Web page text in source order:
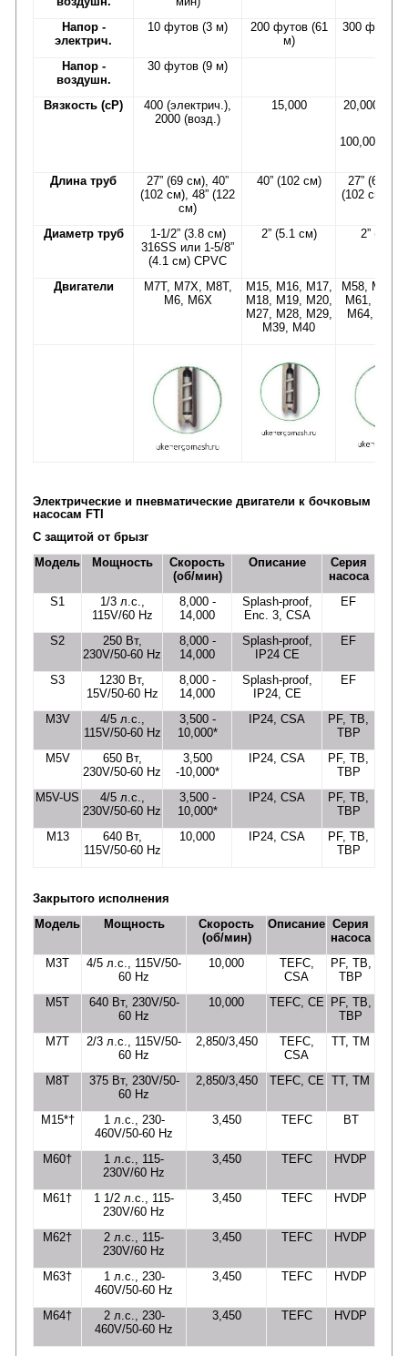
Напор -
электрич.
10 футов (3 м)
200 футов (61
м)
300 футов
Напор -
воздушн.
30 футов (9 м)
Вязкость (сР)
400 (электрич.),
2000 (возд.)
15,000
20,000 –
100,000 –
Длина труб
27” (69 см), 40”
(102 см), 48” (122
см)
40” (102 см)
27” (69
(102 см),
Диаметр труб
1-1/2” (3.8 см)
316SS или 1-5/8”
(4.1 см) CPVC
2” (5.1 см) 2” (5.1
Двигатели
M7T, M7X, M8T,
M6, M6X
M15, M16, M17,
M18, M19, M20,
M27, M28, M29,
M39, M40
M58,
M61, M62,
M64, M65,
Электрические и пневматические двигатели к бочковым
насосам FTI
С защитой от брызг
Модель
Мощность
Скорость
(об/мин)
Описание
Серия
насоса
S1
1/3 л.с.,
115V/60 Hz
8,000 -
14,000
Splash-proof,
Enc. 3, CSA
EF
S2
250 Вт,
230V/50-60 Hz
8,000 -
14,000
Splash-proof,
IP24 CE
EF
S3
1230 Вт,
15V/50-60 Hz
8,000 -
14,000
Splash-proof,
IP24, CE
EF
M3V
4/5 л.с.,
115V/50-60 Hz
3,500 -
10,000*
IP24, CSA
PF, TB,
TBP
M5V
650 Вт,
230V/50-60 Hz
3,500
-10,000*
IP24, CSA
PF, TB,
TBP
M5V-US
4/5 л.с.,
230V/50-60 Hz
3,500 -
10,000*
IP24, CSA
PF, TB,
TBP
M13
640 Вт,
115V/50-60 Hz
10,000 IP24, CSA
PF, TB,
TBP
Закрытого исполнения
Модель
Мощность
Скорость
(об/мин)
Описание Серия
насоса
M3T
4/5 л.с., 115V/50-
60 Hz
10,000
TEFC,
CSA
PF, TB,
TBP
M5T
640 Вт, 230V/50-
60 Hz
10,000 TEFC, CE PF, TB,
TBP
M7T
2/3 л.с., 115V/50-
60 Hz
2,850/3,450
TEFC,
CSA
TT, TM
M8T
375 Вт, 230V/50-
60 Hz
2,850/3,450 TEFC, CE TT, TM
M15*†
1 л.с., 230-
460V/50-60 Hz
3,450 TEFC BT
M60†
1 л.с., 115-
230V/60 Hz
3,450 TEFC HVDP
M61†
1 1/2 л.с., 115-
230V/60 Hz
3,450 TEFC HVDP
M62†
2 л.с., 115-
230V/60 Hz
3,450 TEFC HVDP
M63†
1 л.с., 230-
460V/50-60 Hz
3,450 TEFC HVDP
M64†
2 л.с., 230-
460V/50-60 Hz
3,450 TEFC HVDP